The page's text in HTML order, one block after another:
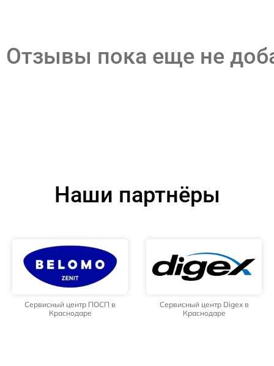
Отзывы пока еще не
Наши партнёры
Сервисный центр ПОСП в
Краснодаре
Сервисный центр Digex в
Краснодаре